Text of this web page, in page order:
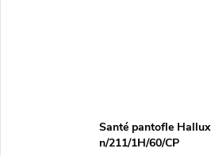
Santé pantofle Hallux
n/211/1H/60/CP